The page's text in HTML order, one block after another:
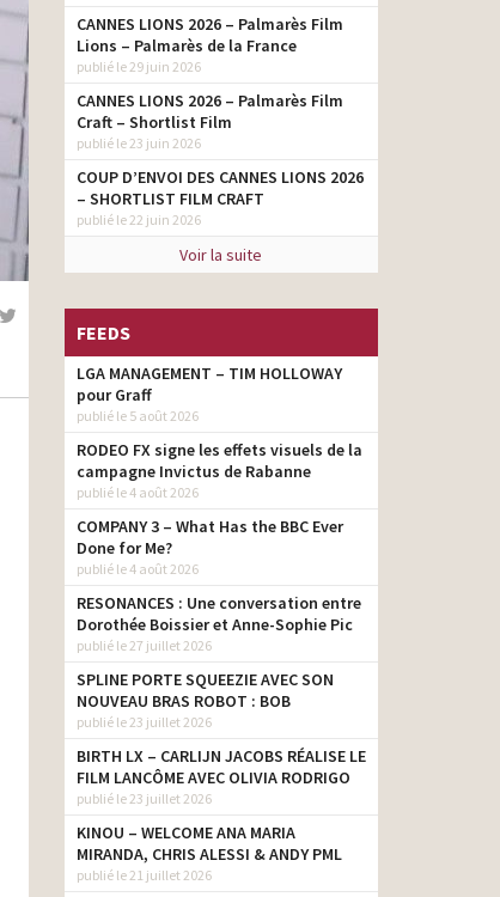
CANNES LIONS 2026 – Palmarès Film
Lions – Palmarès de la France
publié le 29 juin 2026
CANNES LIONS 2026 – Palmarès Film
Craft – Shortlist Film
publié le 23 juin 2026
COUP D’ENVOI DES CANNES LIONS 2026
– SHORTLIST FILM CRAFT
publié le 22 juin 2026
Voir la suite
FEEDS
LGA MANAGEMENT – TIM HOLLOWAY
pour Graff
publié le 5 août 2026
RODEO FX signe les effets visuels de la
campagne Invictus de Rabanne
publié le 4 août 2026
COMPANY 3 – What Has the BBC Ever
Done for Me?
publié le 4 août 2026
RESONANCES : Une conversation entre
Dorothée Boissier et Anne-Sophie Pic
publié le 27 juillet 2026
SPLINE PORTE SQUEEZIE AVEC SON
NOUVEAU BRAS ROBOT : BOB
publié le 23 juillet 2026
BIRTH LX – CARLIJN JACOBS RÉALISE LE
FILM LANCÔME AVEC OLIVIA RODRIGO
publié le 23 juillet 2026
KINOU – WELCOME ANA MARIA
MIRANDA, CHRIS ALESSI & ANDY PML
publié le 21 juillet 2026